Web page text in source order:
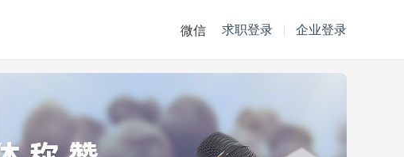
微信 求职登录 企业登录